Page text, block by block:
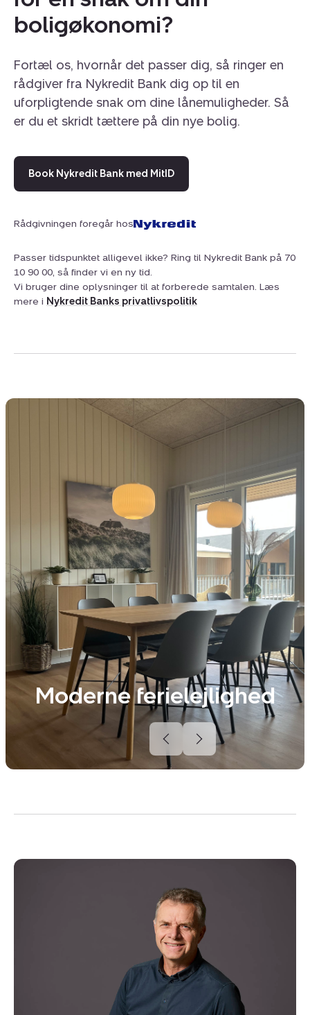
boligøkonomi?
Fortæl os, hvornår det passer dig, så ringer en
rådgiver fra Nykredit Bank dig op til en
uforpligtende snak om dine lånemuligheder. Så
er du et skridt tættere på din nye bolig.
Book Nykredit Bank med MitID
Rådgivningen foregår hos
Passer tidspunktet alligevel ikke? Ring til Nykredit Bank på 70
10 90 00, så finder vi en ny tid.
Vi bruger dine oplysninger til at forberede samtalen. Læs
mere i Nykredit Banks privatlivspolitik
Moderne ferielejlighed